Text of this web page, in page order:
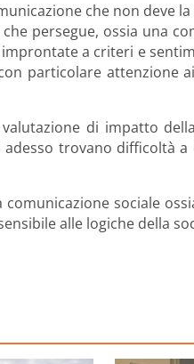
che non deve
persegue, ossia una
a criteri e
particolare attenzione
di impatto
trovano difficoltà
sociale
alle logiche della